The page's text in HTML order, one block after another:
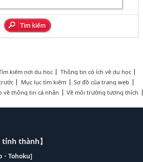
kiếm nơi du học
Thông tin có ích về du học
Mục lục tìm kiếm
Sơ đồ của trang web
về thông tin cá nhân Về môi trường tương thích
thành】
Tohoku]